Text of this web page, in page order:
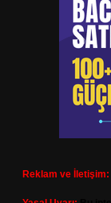
Reklam ve İletişim: